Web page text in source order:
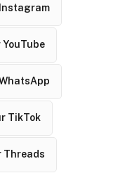
YouTube
TikTok
Threads